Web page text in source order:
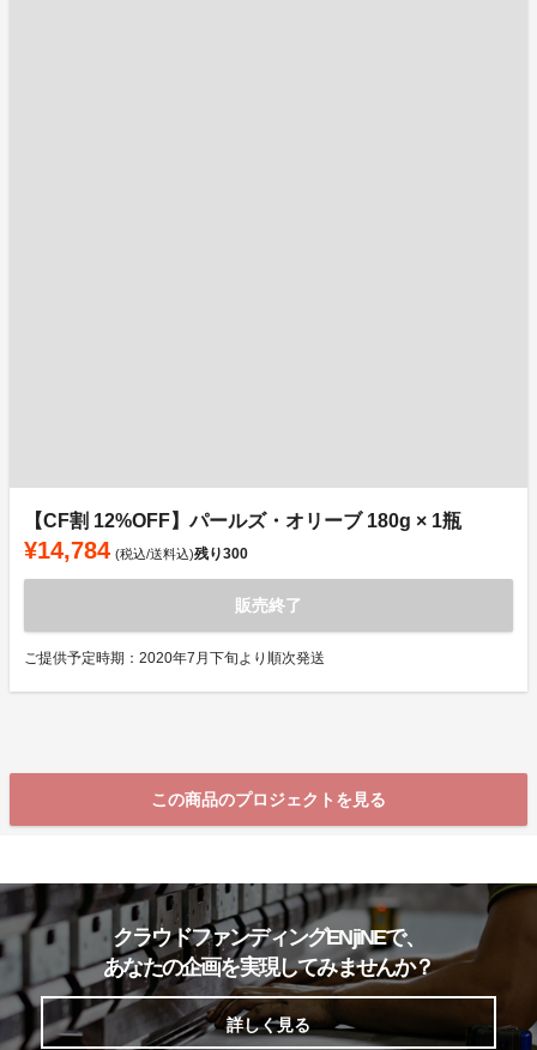
【CF割 12%OFF】パールズ・オリーブ 180g × 1瓶
¥14,784 (税込/送料込)残り300
販売終了
ご提供予定時期：2020年7月下旬より順次発送
この商品のプロジェクトを見る
クラウドファンディングENjiNEで、
あなたの企画を実現してみませんか？
詳しく見る